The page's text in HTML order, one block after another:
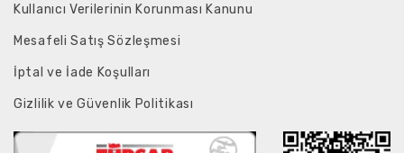
Kullanıcı Verilerinin Korunması Kanunu
Mesafeli Satış Sözleşmesi
İptal ve İade Koşulları
Gizlilik ve Güvenlik Politikası